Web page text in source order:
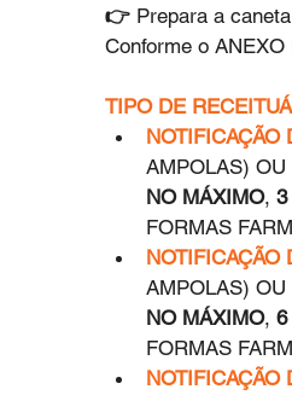
👉 Prepara a
Conforme o
TIPO DE
NOTIFICAÇÃO
AMPOLAS)
NO MÁXIMO, 3
FORMAS
NOTIFICAÇÃO
AMPOLAS)
NO MÁXIMO, 6
FORMAS
NOTIFICAÇÃO